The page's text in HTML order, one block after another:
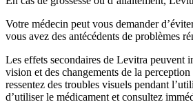
Votre médecin peut vous demander
vous avez des antécédents de problèmes
Les effets secondaires de Levitra peuvent
vision et des changements de la
ressentez des troubles visuels pendant
d’utiliser le médicament et consultez